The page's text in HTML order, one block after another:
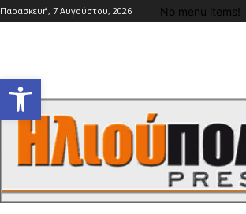
Ανοίξτε τη γραμμή εργαλείων
Παρασκευή, 7 Αυγούστου, 2026 No menu items!